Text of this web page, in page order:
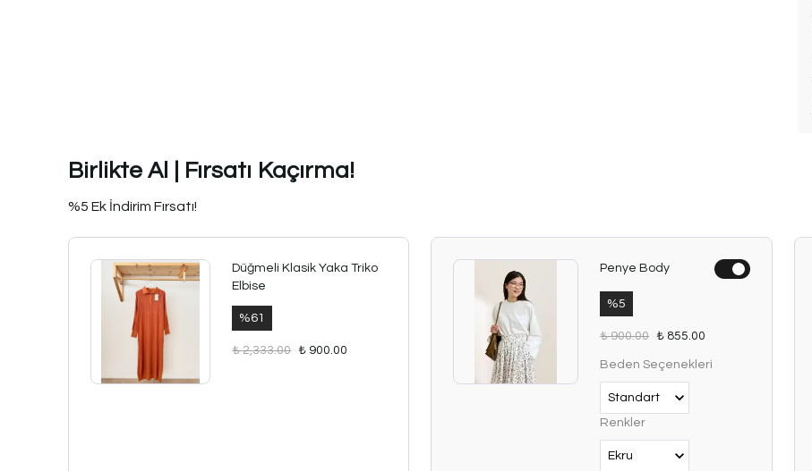
Birlikte Al | Fırsatı Kaçırma!
%5 Ek İndirim Fırsatı!
Düğmeli Klasik Yaka Triko
Elbise
%61
₺ 2,333.00 ₺ 900.00
Penye Body
%5
₺ 900.00 ₺ 855.00
Beden Seçenekleri
Renkler